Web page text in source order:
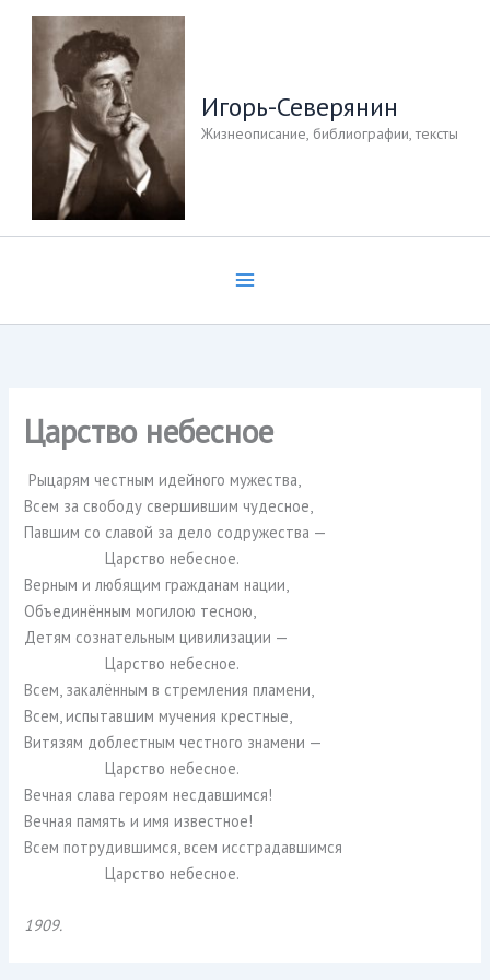
Перейти
содержимому
Игорь-Северянин
Жизнеописание, библиографии, тексты
Царство небесное
Рыцарям честным идейного мужества,
Всем за свободу свершившим чудесное,
Павшим со славой за дело содружества —
Царство небесное.
Верным и любящим гражданам нации,
Объединённым могилою тесною,
Детям сознательным цивилизации —
Царство небесное.
Всем, закалённым в стремления пламени,
Всем, испытавшим мучения крестные,
Витязям доблестным честного знамени —
Царство небесное.
Вечная слава героям несдавшимся!
Вечная память и имя известное!
Всем потрудившимся, всем исстрадавшимся
Царство небесное.
1909.